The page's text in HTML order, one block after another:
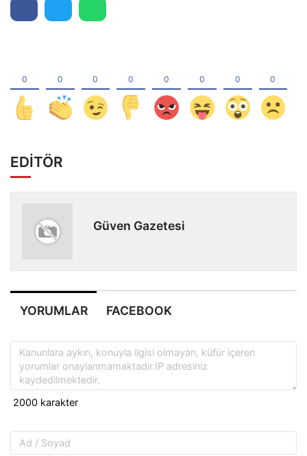
EDİTÖR
Güven Gazetesi
YORUMLAR FACEBOOK